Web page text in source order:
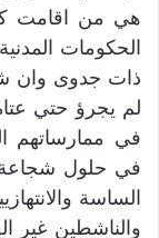
هي من اقامت كل
الحكومات
ذات جدوى وان
لم يجرؤ حتي
في ممارساتهم
في حلول شجاعة
الساسة
والناشطين